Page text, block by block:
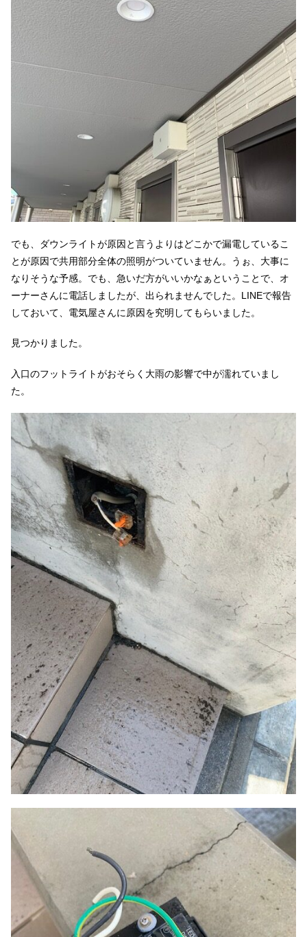
でも、ダウンライトが原因と言うよりはどこかで漏電しているこ
とが原因で共用部分全体の照明がついていません。うぉ、大事に
なりそうな予感。でも、急いだ方がいいかなぁということで、オ
ーナーさんに電話しましたが、出られませんでした。LINEで報告
しておいて、電気屋さんに原因を究明してもらいました。
見つかりました。
入口のフットライトがおそらく大雨の影響で中が濡れていまし
た。